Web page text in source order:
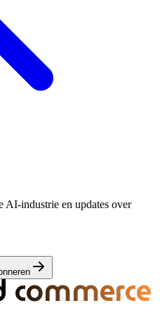
AI-industrie en updates over